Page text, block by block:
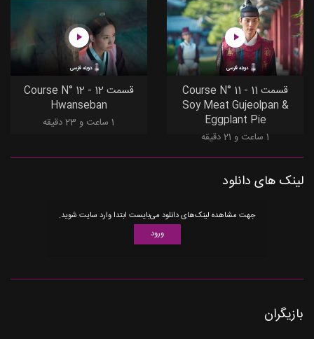
دوبله فارسی
قسمت 11 - Course N° 11
Soy Meat Gujeolpan &
Eggplant Pie
1 ساعت و 21 دقیقه
دوبله فارسی
قسمت 12 - Course N° 12
Hwanseban
1 ساعت و 23 دقیقه
لینک های دانلود
جهت مشاهده لینک‌های دانلود می‌بایست ابتدا وارد سایت شوید.
ورود
بازیگران